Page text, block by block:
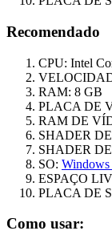
Recomendado
CPU: Intel
RAM: 8 GB
PLACA DE
RAM DE
SHADER
SHADER
SO: Windows
ESPAÇO
PLACA DE
Como usar: